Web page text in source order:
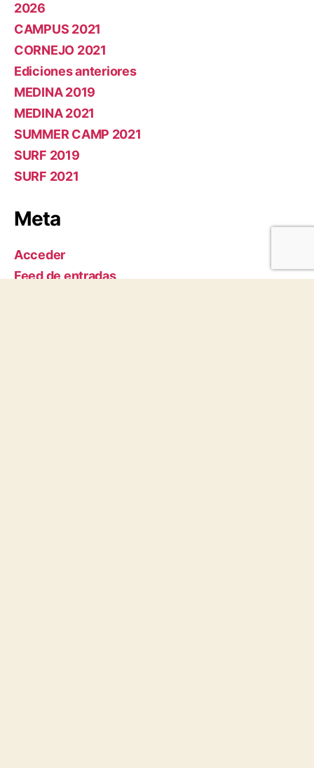
2026
CAMPUS 2021
CORNEJO 2021
Ediciones anteriores
MEDINA 2019
MEDINA 2021
SUMMER CAMP 2021
SURF 2019
SURF 2021
Meta
Acceder
Feed de entradas